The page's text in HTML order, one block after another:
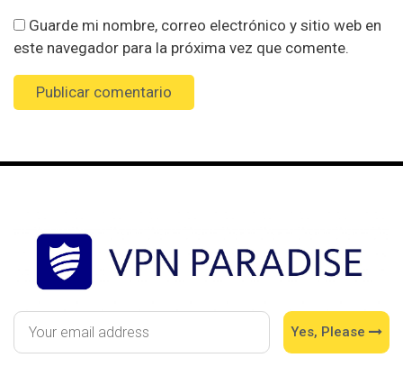
Guarde mi nombre, correo electrónico y sitio web en
este navegador para la próxima vez que comente.
Yes, Please